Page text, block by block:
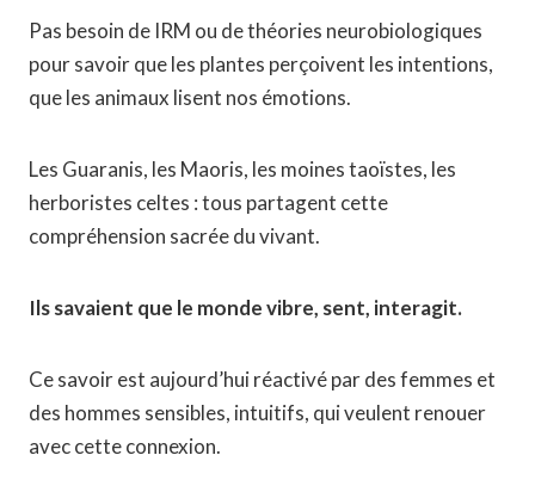
Pas besoin de IRM ou de théories neurobiologiques
pour savoir que les plantes perçoivent les intentions,
que les animaux lisent nos émotions.
Les Guaranis, les Maoris, les moines taoïstes, les
herboristes celtes : tous partagent cette
compréhension sacrée du vivant.
Ils savaient que le monde vibre, sent, interagit.
Ce savoir est aujourd’hui réactivé par des femmes et
des hommes sensibles, intuitifs, qui veulent renouer
avec cette connexion.